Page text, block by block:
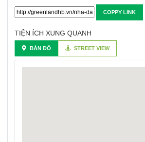
COPPY LINK
TIỆN ÍCH XUNG QUANH
BẢN ĐỒ STREET VIEW